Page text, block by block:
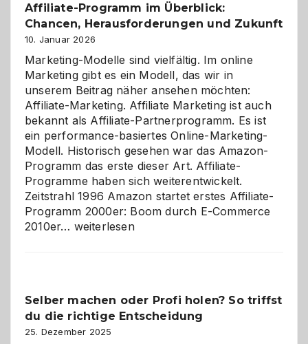
Affiliate-Programm im Überblick:
Chancen, Herausforderungen und Zukunft
10. Januar 2026
Marketing-Modelle sind vielfältig. Im online
Marketing gibt es ein Modell, das wir in
unserem Beitrag näher ansehen möchten:
Affiliate-Marketing. Affiliate Marketing ist auch
bekannt als Affiliate-Partnerprogramm. Es ist
ein performance-basiertes Online-Marketing-
Modell. Historisch gesehen war das Amazon-
Programm das erste dieser Art. Affiliate-
Programme haben sich weiterentwickelt.
Zeitstrahl 1996 Amazon startet erstes Affiliate-
Programm 2000er: Boom durch E-Commerce
2010er… Affiliate-
Herausforderungen
und
Zukunft
weiterlesen
Selber machen oder Profi holen? So triffst
du die richtige Entscheidung
25. Dezember 2025